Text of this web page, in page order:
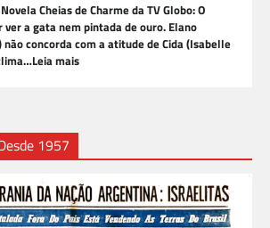
Cheias de Charme da TV Globo: O
ver a gata nem pintada de ouro. Elano
concorda com a atitude de Cida (Isabelle
mais
1957